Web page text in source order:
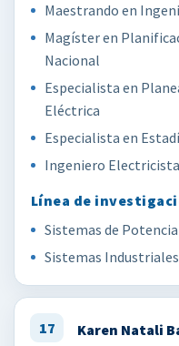
Maestrando en
Magíster en
Nacional
Especialista en
Eléctrica
Especialista en
Ingeniero Electricista
Sistemas de Potencia
Sistemas Industriales
17
Karen Natali